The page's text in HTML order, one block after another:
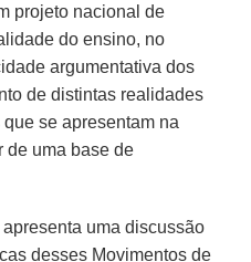
projeto nacional de
do ensino, no
argumentativa dos
de distintas realidades
se apresentam na
de uma base de
uma discussão
desses Movimentos de